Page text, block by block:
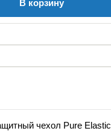
В корзину
чехол Pure Elastic